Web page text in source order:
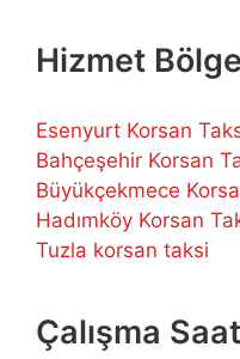
Hizmet
Esenyurt Korsan
Bahçeşehir Korsan
Büyükçekmece
Hadımköy Korsan
Tuzla korsan taksi
Çalışma